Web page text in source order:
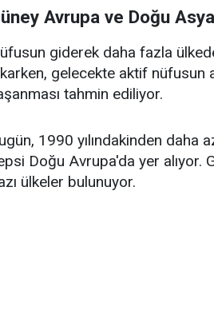
Avrupa ve Doğu
giderek daha fazla
gelecekte aktif nüfusun
tahmin ediliyor.
1990 yılındakinden daha
Doğu Avrupa'da yer alıyor.
ülkeler bulunuyor.